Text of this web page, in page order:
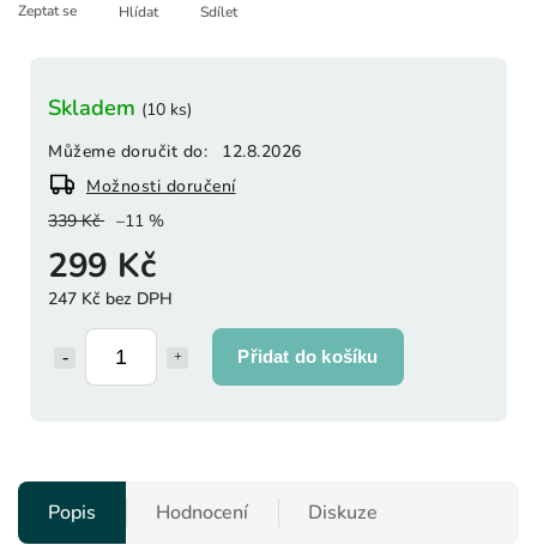
339 Kč –11 %
299 Kč
247 Kč bez DPH
Přidat do košíku
Skladem (10 ks)
Můžeme doručit do:
12.8.2026
Možnosti doručení
Zeptat se Hlídat Sdílet
Popis Hodnocení Diskuze